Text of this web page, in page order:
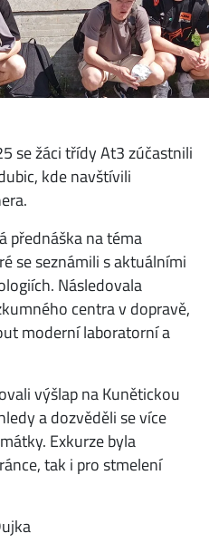
se žáci třídy At3 zúčastnili
kde navštívili
přednáška na téma
se seznámili s aktuálními
Následovala
centra v dopravě,
moderní laboratorní a
výšlap na Kunětickou
a dozvěděli se více
Exkurze byla
tak i pro stmelení